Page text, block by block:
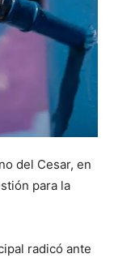
del Cesar, en
para la
radicó ante